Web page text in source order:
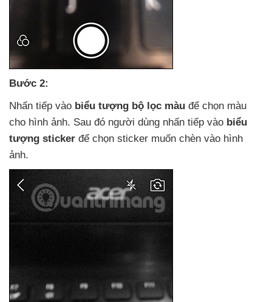
Bước 2:
Nhấn tiếp vào biểu tượng bộ lọc màu để chọn màu
cho hình ảnh. Sau đó người dùng nhấn tiếp vào biểu
tượng sticker để chọn sticker muốn chèn vào hình
ảnh.